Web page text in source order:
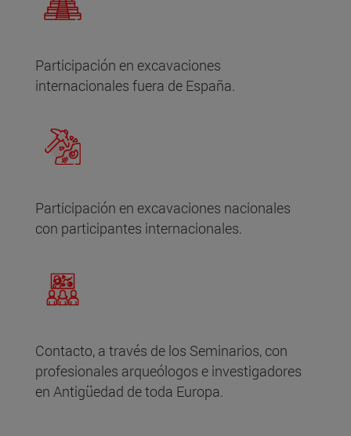
Participación en excavaciones
internacionales fuera de España.
Participación en excavaciones nacionales
con participantes internacionales.
Contacto, a través de los Seminarios, con
profesionales arqueólogos e investigadores
en Antigüedad de toda Europa.